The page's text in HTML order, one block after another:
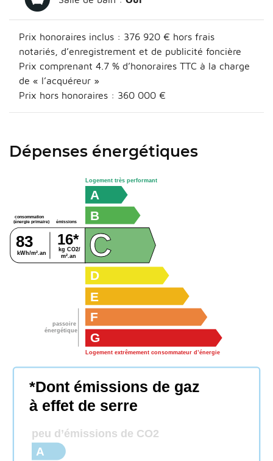
Prix honoraires inclus : 376 920 € hors frais
notariés, d’enregistrement et de publicité foncière
Prix comprenant 4.7 % d’honoraires TTC à la charge
de « l’acquéreur »
Prix hors honoraires : 360 000 €
Dépenses énergétiques
consommation
(énergie primaire) émissions
kg CO2/
m².an
kWh/m².an
83 16*
passoire
énergétique
G
Logement extrêmement consommateur d’énergie
F
E
D
C
B
A
Logement très performant
*Dont émissions de gaz
à effet de serre
peu d’émissions de CO2
A